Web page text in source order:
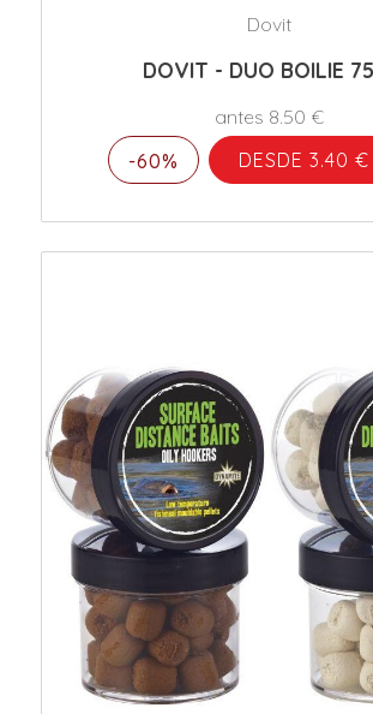
Dovit
DOVIT - DUO BOILIE
antes 8.50 €
-60%
DESDE 3.40 €